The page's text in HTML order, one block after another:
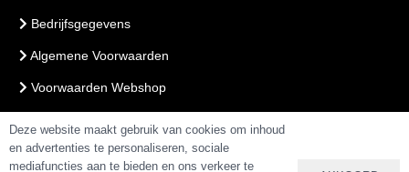
Bedrijfsgegevens
Algemene Voorwaarden
Voorwaarden Webshop
Deze website maakt gebruik van cookies om inhoud
en advertenties te personaliseren, sociale
mediafuncties aan te bieden en ons verkeer te